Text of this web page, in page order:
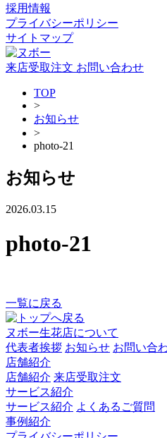
採用情報
プライバシーポリシー
サイトマップ
来店受取注文 お問い合わせ
TOP
>
お知らせ
>
photo-21
お知らせ
2026.03.15
photo-21
一覧に戻る
ヌボー生花店について
代表者挨拶 お知らせ お問い合
店舗紹介
店舗紹介 来店受取注文
サービス紹介
サービス紹介 よくあるご質問
事例紹介